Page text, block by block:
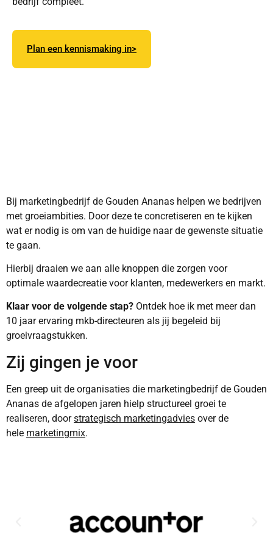
Plan een kennismaking in>
Bij marketingbedrijf de Gouden Ananas helpen we bedrijven
met groeiambities. Door deze te concretiseren en te kijken
wat er nodig is om van de huidige naar de gewenste situatie
te gaan.
Hierbij draaien we aan alle knoppen die zorgen voor
optimale waardecreatie voor klanten, medewerkers en markt.
Klaar voor de volgende stap? Ontdek hoe ik met meer dan
10 jaar ervaring mkb-directeuren als jij begeleid bij
groeivraagstukken.
Zij gingen je voor
Een greep uit de organisaties die marketingbedrijf de Gouden
Ananas de afgelopen jaren hielp structureel groei te
realiseren, doorstrategisch marketingadvies over de
hele marketingmix.